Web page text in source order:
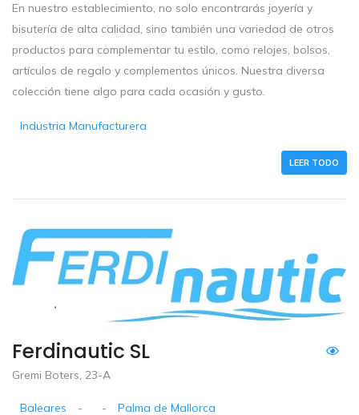
En nuestro establecimiento, no solo encontrarás joyería y
bisutería de alta calidad, sino también una variedad de otros
productos para complementar tu estilo, como relojes, bolsos,
artículos de regalo y complementos únicos. Nuestra diversa
colección tiene algo para cada ocasión y gusto.
Industria Manufacturera
LEER TODO
Ferdinautic SL
Gremi Boters, 23-A
Baleares - - Palma de Mallorca